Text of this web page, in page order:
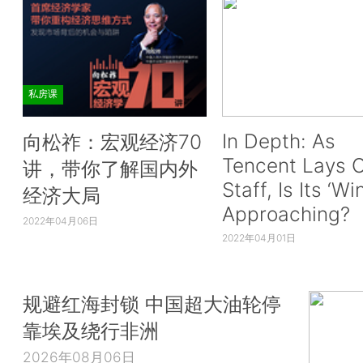
私房课
向松祚：宏观经济70
讲，带你了解国内外
经济大局
2022年04月06日
In Depth: As
Tencent Lays
Staff, Is Its
Approaching?
2022年04月01日
规避红海封锁 中国超大油轮停
靠埃及绕行非洲
2026年08月06日